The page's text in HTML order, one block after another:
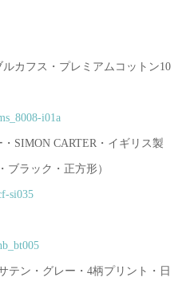
カフス・プレミアムコットン10
i01a
SIMON CARTER・イギリス製
ブラック・正方形）
si035
テン・グレー・4柄プリント・日